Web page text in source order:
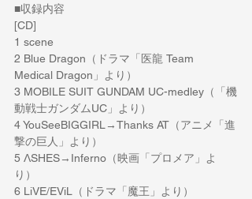
■収録内容
[CD]
1 scene
2 Blue Dragon（ドラマ「医龍 Team
Medical Dragon」より）
3 MOBILE SUIT GUNDAM UC-medley（「機
動戦士ガンダムUC」より）
4 YouSeeBIGGIRL→Thanks AT（アニメ「進
撃の巨人」より）
5 ΛSHES→Inferno（映画「プロメア」よ
り）
6 LiVE/EViL（ドラマ「魔王」より）